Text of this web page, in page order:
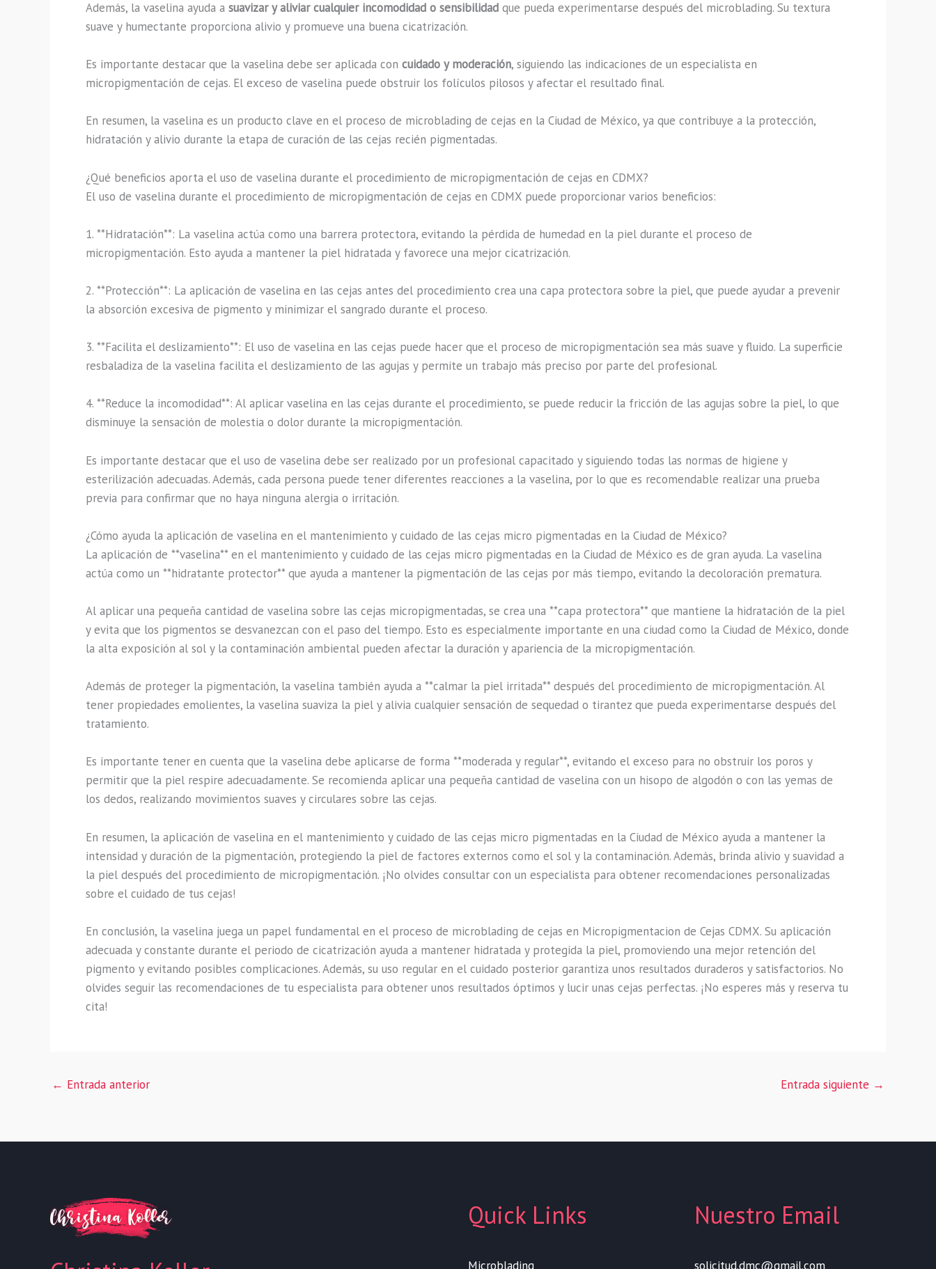
Además, la vaselina ayuda a suavizar y aliviar cualquier incomodidad o sensibilidad que pueda experimentarse después del microblading. Su textura
suave y humectante proporciona alivio y promueve una buena cicatrización.
Es importante destacar que la vaselina debe ser aplicada con cuidado y moderación, siguiendo las indicaciones de un especialista en
micropigmentación de cejas. El exceso de vaselina puede obstruir los folículos pilosos y afectar el resultado final.
En resumen, la vaselina es un producto clave en el proceso de microblading de cejas en la Ciudad de México, ya que contribuye a la protección,
hidratación y alivio durante la etapa de curación de las cejas recién pigmentadas.
¿Qué beneficios aporta el uso de vaselina durante el procedimiento de micropigmentación de cejas en CDMX?
El uso de vaselina durante el procedimiento de micropigmentación de cejas en CDMX puede proporcionar varios beneficios:
1. **Hidratación**: La vaselina actúa como una barrera protectora, evitando la pérdida de humedad en la piel durante el proceso de
micropigmentación. Esto ayuda a mantener la piel hidratada y favorece una mejor cicatrización.
2. **Protección**: La aplicación de vaselina en las cejas antes del procedimiento crea una capa protectora sobre la piel, que puede ayudar a prevenir
la absorción excesiva de pigmento y minimizar el sangrado durante el proceso.
3. **Facilita el deslizamiento**: El uso de vaselina en las cejas puede hacer que el proceso de micropigmentación sea más suave y fluido. La superficie
resbaladiza de la vaselina facilita el deslizamiento de las agujas y permite un trabajo más preciso por parte del profesional.
4. **Reduce la incomodidad**: Al aplicar vaselina en las cejas durante el procedimiento, se puede reducir la fricción de las agujas sobre la piel, lo que
disminuye la sensación de molestia o dolor durante la micropigmentación.
Es importante destacar que el uso de vaselina debe ser realizado por un profesional capacitado y siguiendo todas las normas de higiene y
esterilización adecuadas. Además, cada persona puede tener diferentes reacciones a la vaselina, por lo que es recomendable realizar una prueba
previa para confirmar que no haya ninguna alergia o irritación.
¿Cómo ayuda la aplicación de vaselina en el mantenimiento y cuidado de las cejas micro pigmentadas en la Ciudad de México?
La aplicación de **vaselina** en el mantenimiento y cuidado de las cejas micro pigmentadas en la Ciudad de México es de gran ayuda. La vaselina
actúa como un **hidratante protector** que ayuda a mantener la pigmentación de las cejas por más tiempo, evitando la decoloración prematura.
Al aplicar una pequeña cantidad de vaselina sobre las cejas micropigmentadas, se crea una **capa protectora** que mantiene la hidratación de la piel
y evita que los pigmentos se desvanezcan con el paso del tiempo. Esto es especialmente importante en una ciudad como la Ciudad de México, donde
la alta exposición al sol y la contaminación ambiental pueden afectar la duración y apariencia de la micropigmentación.
Además de proteger la pigmentación, la vaselina también ayuda a **calmar la piel irritada** después del procedimiento de micropigmentación. Al
tener propiedades emolientes, la vaselina suaviza la piel y alivia cualquier sensación de sequedad o tirantez que pueda experimentarse después del
tratamiento.
Es importante tener en cuenta que la vaselina debe aplicarse de forma **moderada y regular**, evitando el exceso para no obstruir los poros y
permitir que la piel respire adecuadamente. Se recomienda aplicar una pequeña cantidad de vaselina con un hisopo de algodón o con las yemas de
los dedos, realizando movimientos suaves y circulares sobre las cejas.
En resumen, la aplicación de vaselina en el mantenimiento y cuidado de las cejas micro pigmentadas en la Ciudad de México ayuda a mantener la
intensidad y duración de la pigmentación, protegiendo la piel de factores externos como el sol y la contaminación. Además, brinda alivio y suavidad a
la piel después del procedimiento de micropigmentación. ¡No olvides consultar con un especialista para obtener recomendaciones personalizadas
sobre el cuidado de tus cejas!
En conclusión, la vaselina juega un papel fundamental en el proceso de microblading de cejas en Micropigmentacion de Cejas CDMX. Su aplicación
adecuada y constante durante el periodo de cicatrización ayuda a mantener hidratada y protegida la piel, promoviendo una mejor retención del
pigmento y evitando posibles complicaciones. Además, su uso regular en el cuidado posterior garantiza unos resultados duraderos y satisfactorios. No
olvides seguir las recomendaciones de tu especialista para obtener unos resultados óptimos y lucir unas cejas perfectas. ¡No esperes más y reserva tu
cita!
← Entrada anterior Entrada siguiente →
Quick Links
Microblading
Nuestro Email
solicitud.dmc@gmail.com